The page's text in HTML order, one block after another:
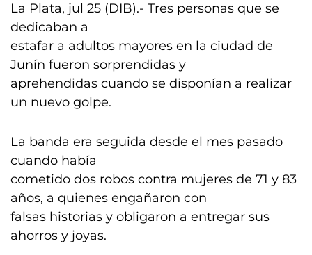
La Plata, jul 25 (DIB).- Tres personas que se
dedicaban a
estafar a adultos mayores en la ciudad de
Junín fueron sorprendidas y
aprehendidas cuando se disponían a realizar
un nuevo golpe.
La banda era seguida desde el mes pasado
cuando había
cometido dos robos contra mujeres de 71 y 83
años, a quienes engañaron con
falsas historias y obligaron a entregar sus
ahorros y joyas.